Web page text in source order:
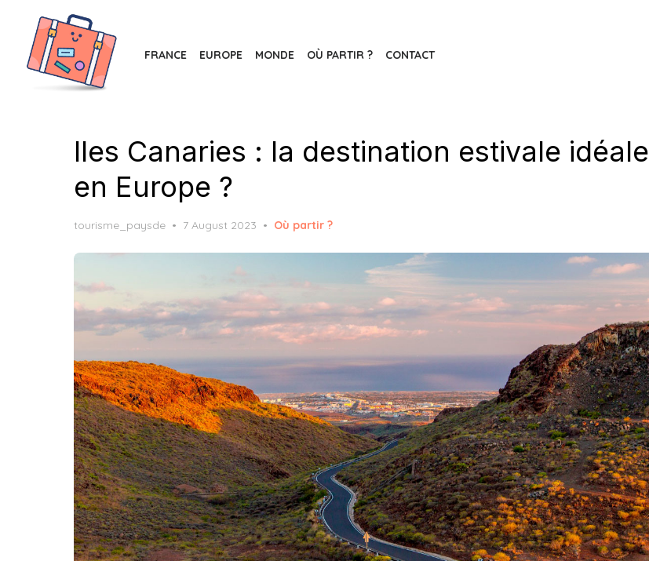
content
FRANCE EUROPE MONDE OÙ PARTIR ? CONTACT
Iles Canaries : la destination estivale idéale
en Europe ?
tourisme_paysde
Posted
7 August 2023 Où partir ?